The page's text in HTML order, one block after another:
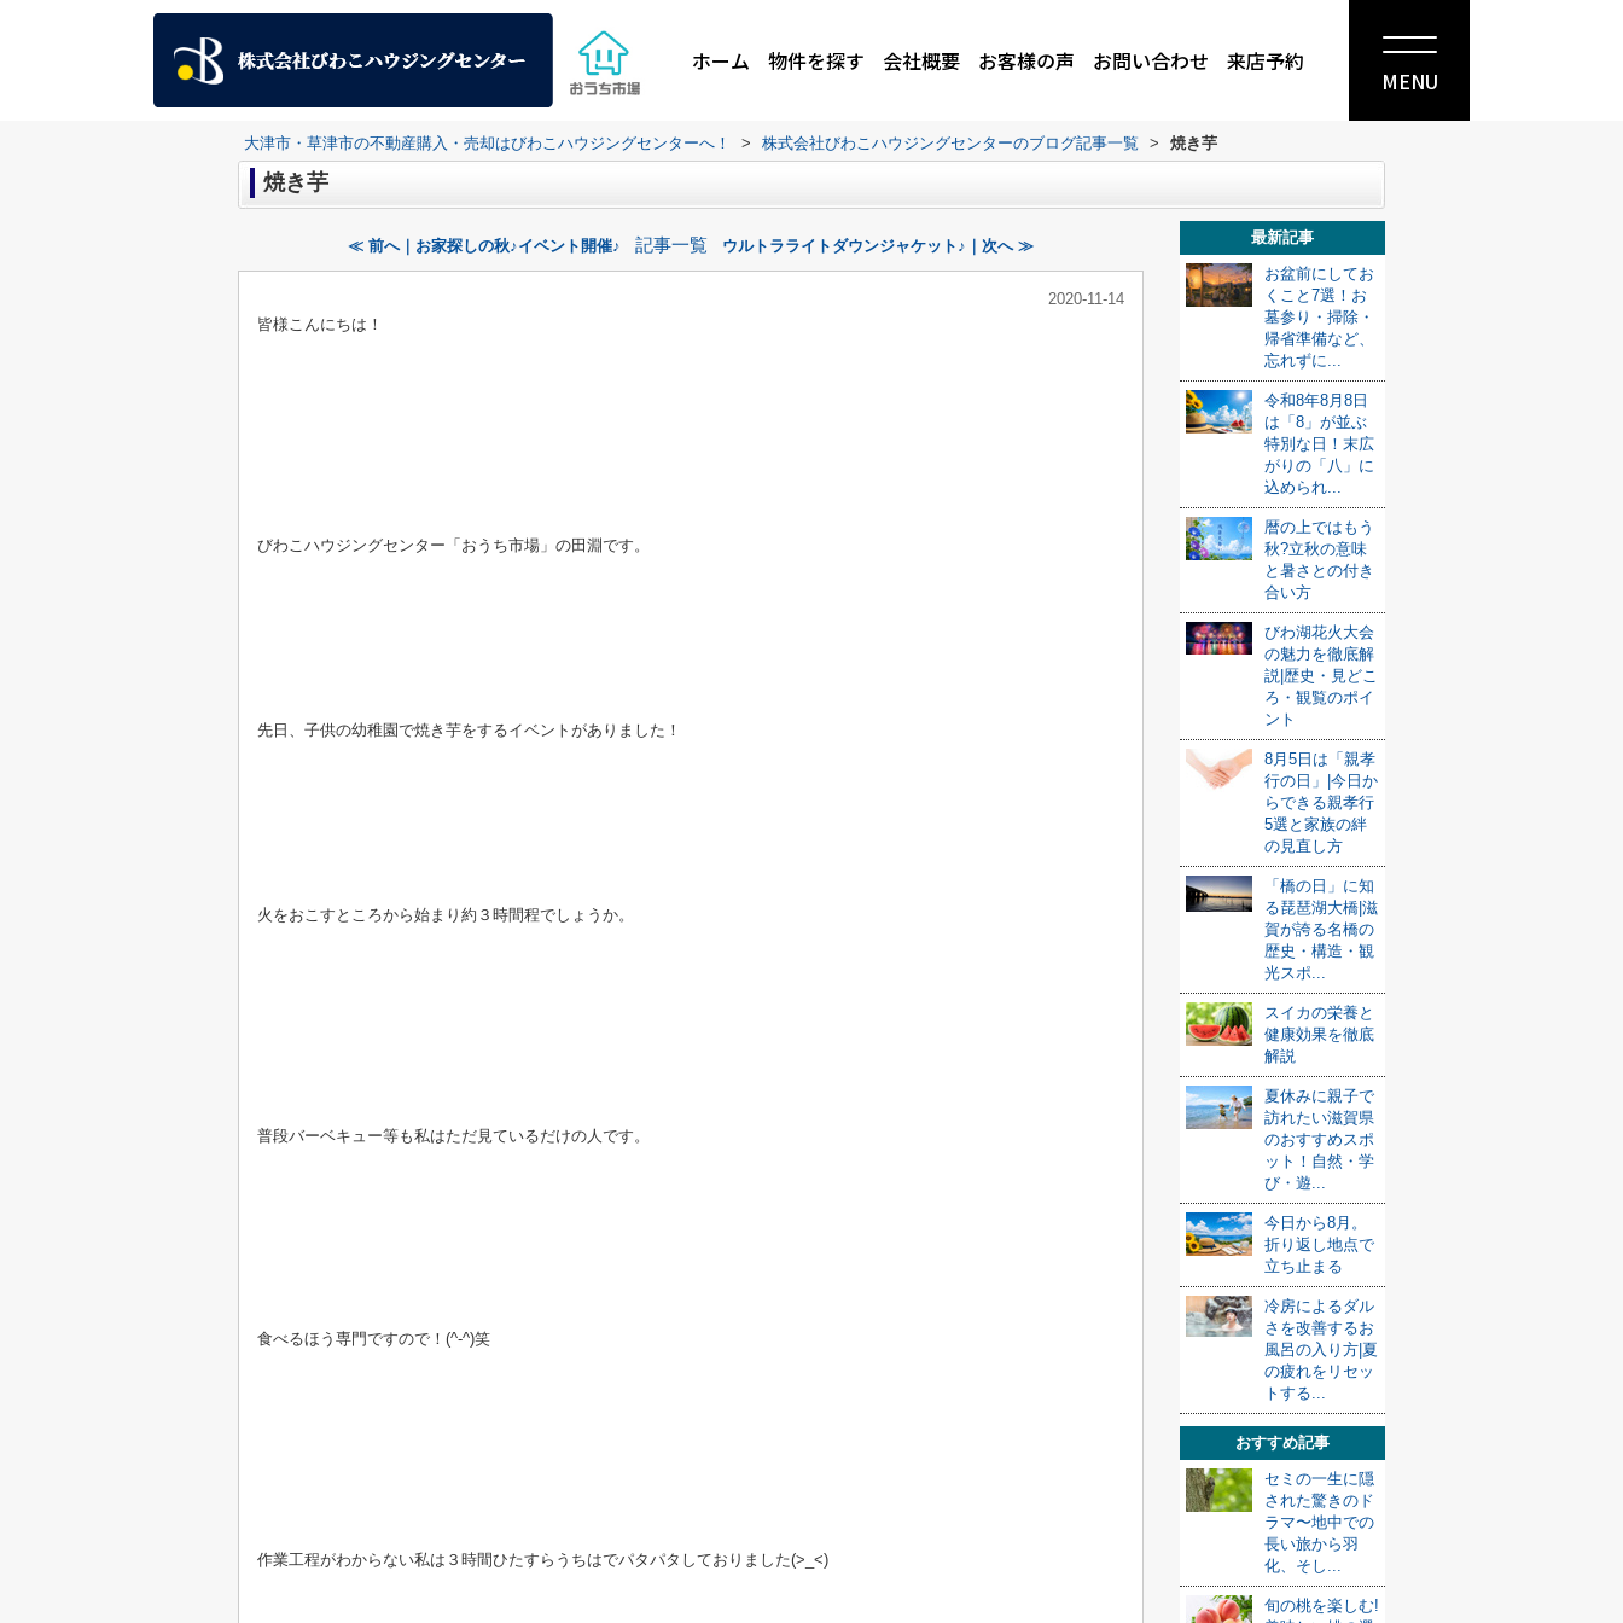
ホーム 物件を探す 会社概要 お客様の声 お問い合わせ 来店予約
MENU
大津市・草津市の不動産購入・売却はびわこハウジングセンターへ！ > 株式会社びわこハウジングセンターのブログ記事一覧 > 焼き芋
焼き芋
≪ 前へ｜お家探しの秋♪イベント開催♪ 記事一覧 ウルトラライトダウンジャケット♪｜次へ ≫
2020-11-14
皆様こんにちは！
びわこハウジングセンター「おうち市場」の田淵です。
先日、子供の幼稚園で焼き芋をするイベントがありました！
火をおこすところから始まり約３時間程でしょうか。
普段バーベキュー等も私はただ見ているだけの人です。
食べるほう専門ですので！(^-^)笑
作業工程がわからない私は３時間ひたすらうちはでパタパタしておりました(>_<)
最新記事
お盆前にしてお
くこと7選！お
墓参り・掃除・
帰省準備など、
忘れずに...
令和8年8月8日
は「8」が並ぶ
特別な日！末広
がりの「八」に
込められ...
暦の上ではもう
秋?立秋の意味
と暑さとの付き
合い方
びわ湖花火大会
の魅力を徹底解
説|歴史・見どこ
ろ・観覧のポイ
ント
8月5日は「親孝
行の日」|今日か
らできる親孝行
5選と家族の絆
の見直し方
「橋の日」に知
る琵琶湖大橋|滋
賀が誇る名橋の
歴史・構造・観
光スポ...
スイカの栄養と
健康効果を徹底
解説
夏休みに親子で
訪れたい滋賀県
のおすすめスポ
ット！自然・学
び・遊...
今日から8月。
折り返し地点で
立ち止まる
冷房によるダル
さを改善するお
風呂の入り方|夏
の疲れをリセッ
トする...
おすすめ記事
セミの一生に隠
された驚きのド
ラマ〜地中での
長い旅から羽
化、そし...
旬の桃を楽しむ!